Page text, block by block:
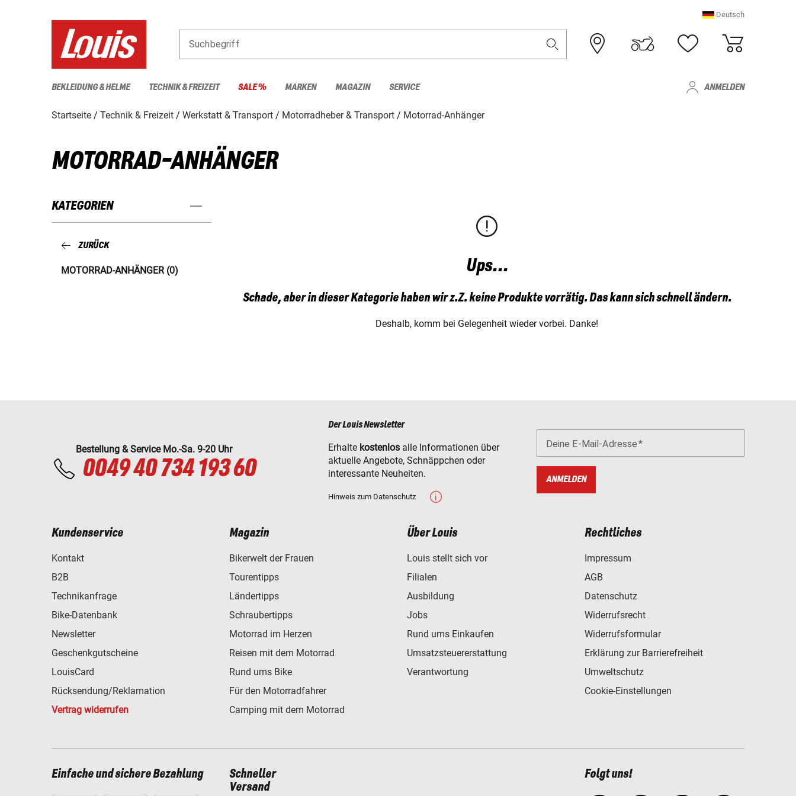
Deutsch
Suchbegriff
BEKLEIDUNG & HELME TECHNIK & FREIZEIT SALE % MARKEN MAGAZIN SERVICE ANMELDEN
Startseite Technik & Freizeit Werkstatt & Transport Motorradheber & Transport Motorrad-Anhänger
MOTORRAD-ANHÄNGER
KATEGORIEN
ZURÜCK
MOTORRAD-ANHÄNGER (0) Ups...
Schade, aber in dieser Kategorie haben wir z.Z. keine Produkte vorrätig. Das kann sich schnell ändern.
Deshalb, komm bei Gelegenheit wieder vorbei. Danke!
Bestellung & Service Mo.-Sa. 9-20 Uhr
0049 40 734 193 60
Der Louis Newsletter
Erhalte kostenlos alle Informationen über
aktuelle Angebote, Schnäppchen oder
interessante Neuheiten.
Hinweis zum Datenschutz
Deine E-Mail-Adresse
ANMELDEN
Kundenservice
Kontakt
B2B
Technikanfrage
Bike-Datenbank
Newsletter
Geschenkgutscheine
LouisCard
Rücksendung/Reklamation
Vertrag widerrufen
Magazin
Bikerwelt der Frauen
Tourentipps
Ländertipps
Schraubertipps
Motorrad im Herzen
Reisen mit dem Motorrad
Rund ums Bike
Für den Motorradfahrer
Camping mit dem Motorrad
Über Louis
Louis stellt sich vor
Filialen
Ausbildung
Jobs
Rund ums Einkaufen
Umsatzsteuererstattung
Verantwortung
Rechtliches
Impressum
AGB
Datenschutz
Widerrufsrecht
Widerrufsformular
Erklärung zur Barrierefreiheit
Umweltschutz
Cookie-Einstellungen
Einfache und sichere Bezahlung
Schneller
Versand
Folgt uns!